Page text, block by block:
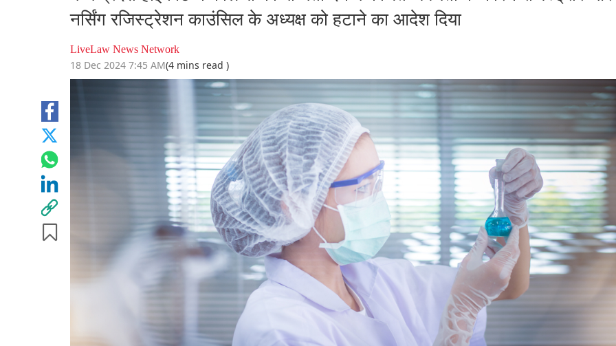
नर्सिंग रजिस्ट्रेशन काउंसिल के अध्यक्ष को हटाने का आदेश दिया
LiveLaw News Network
18 Dec 2024 7:45 AM(4 mins read )